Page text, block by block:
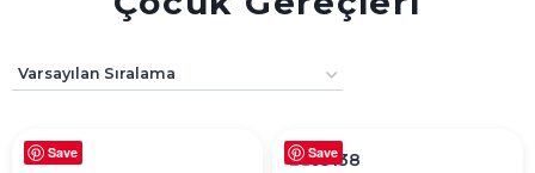
Save Save